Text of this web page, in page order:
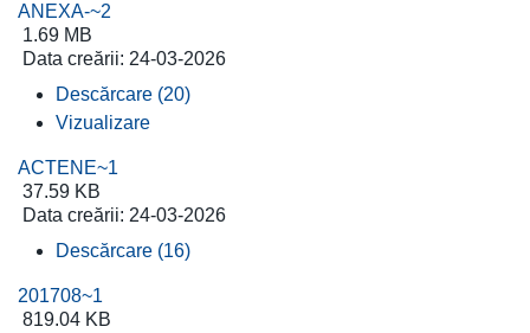
ANEXA-~2
1.69 MB
Data creării: 24-03-2026
Descărcare (20)
Vizualizare
ACTENE~1
37.59 KB
Data creării: 24-03-2026
Descărcare (16)
201708~1
819.04 KB